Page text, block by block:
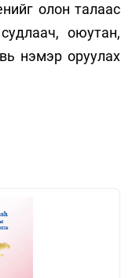
олон талаас
оюутан,
нэмэр оруулах